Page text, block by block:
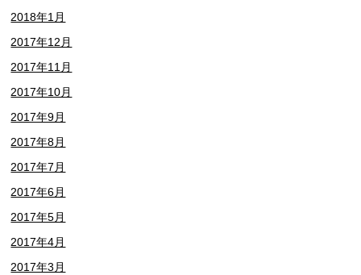
2018年1月
2017年12月
2017年11月
2017年10月
2017年9月
2017年8月
2017年7月
2017年6月
2017年5月
2017年4月
2017年3月